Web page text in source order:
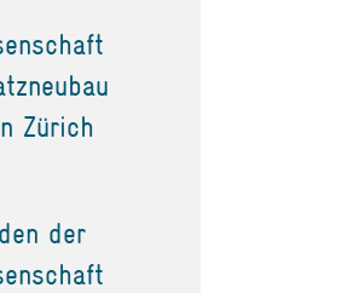
Zürich
der